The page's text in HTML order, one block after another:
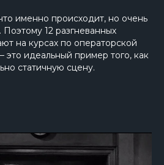
именно происходит, но очень
12 разгневанных
на курсах по операторской
идеальный пример того, как
статичную сцену.